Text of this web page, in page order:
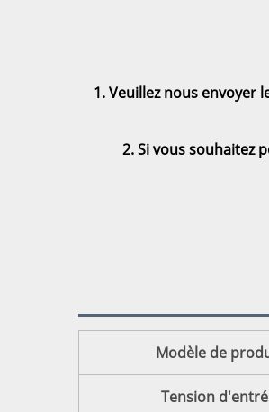
1. Veuillez nous envoyer
2. Si vous souhaitez
Modèle de
Tension